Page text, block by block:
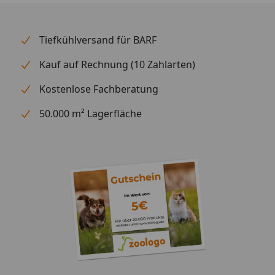
Tiefkühlversand für BARF
Kauf auf Rechnung (10 Zahlarten)
Kostenlose Fachberatung
50.000 m² Lagerfläche